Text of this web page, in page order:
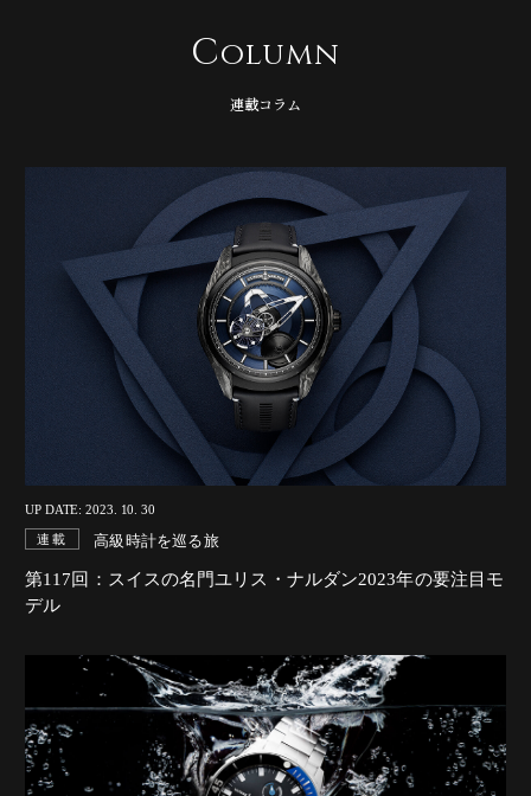
Column
連載コラム
UP DATE: 2023. 10. 30
連載 高級時計を巡る旅
第117回：スイスの名門ユリス・ナルダン2023年の要注目モ
デル